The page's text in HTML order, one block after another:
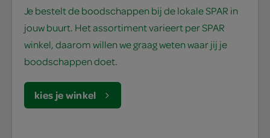
Je bestelt de boodschappen bij de lokale SPAR in
jouw buurt. Het assortiment varieert per SPAR
winkel, daarom willen we graag weten waar jij je
boodschappen doet.
kies je winkel